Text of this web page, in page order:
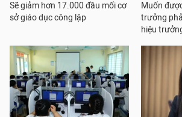
Sẽ giảm hơn 17.000 đầu mối cơ
sở giáo dục công lập
Muốn
trưởng
hiệu